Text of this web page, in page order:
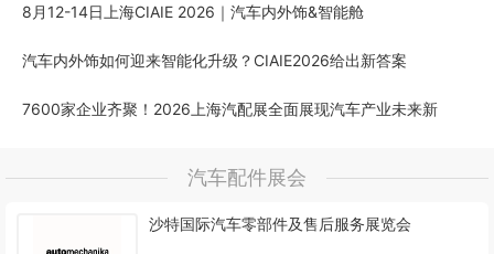
8月12-14日上海CIAIE 2026｜汽车内外饰&智能舱
汽车内外饰如何迎来智能化升级？CIAIE2026给出新答案
7600家企业齐聚！2026上海汽配展全面展现汽车产业未来新
汽车配件展会
沙特国际汽车零部件及售后服务展览会